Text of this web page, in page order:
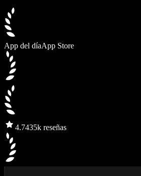
App del díaApp Store
4.7435k reseñas